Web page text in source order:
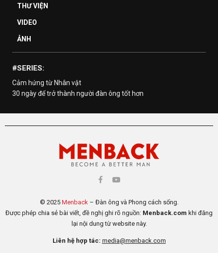
THƯ VIỆN
VIDEO
ẢNH
#SERIES:
Cảm hứng từ Nhân vật
30 ngày để trở thành người đàn ông tốt hơn
© 2025 Menback – Đàn ông và Phong cách sống.
Được phép chia sẻ bài viết, đề nghị ghi rõ nguồn: Menback.com khi đăng
lại nội dung từ website này.
Liên hệ hợp tác: media@menback.com